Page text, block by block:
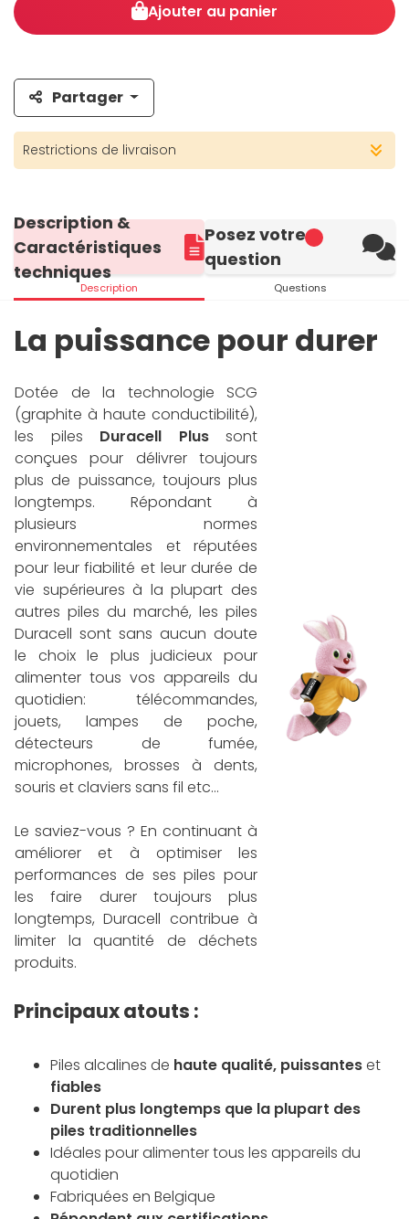
Ajouter au panier
Partager
Restrictions de livraison
Description &
Caractéristiques
techniques
Description
Posez votre
question
Questions
La puissance pour durer
Dotée de la technologie SCG
(graphite à haute conductibilité),
les piles Duracell Plus sont
conçues pour délivrer toujours
plus de puissance, toujours plus
longtemps. Répondant à
plusieurs normes
environnementales et réputées
pour leur fiabilité et leur durée de
vie supérieures à la plupart des
autres piles du marché, les piles
Duracell sont sans aucun doute
le choix le plus judicieux pour
alimenter tous vos appareils du
quotidien: télécommandes,
jouets, lampes de poche,
détecteurs de fumée,
microphones, brosses à dents,
souris et claviers sans fil etc...
Le saviez-vous ? En continuant à
améliorer et à optimiser les
performances de ses piles pour
les faire durer toujours plus
longtemps, Duracell contribue à
limiter la quantité de déchets
produits.
Principaux atouts :
Piles alcalines de haute qualité, puissanteset
fiables
Durent plus longtemps que la plupart des
piles traditionnelles
Idéales pour alimenter tous les appareils du
quotidien
Fabriquées en Belgique